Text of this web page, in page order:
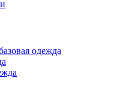
одежда